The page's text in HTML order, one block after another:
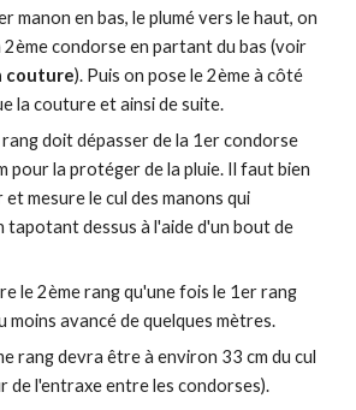
manon en bas, le plumé vers le haut, on
2ème condorse en partant du bas (voir
couture). Puis on pose le 2ème à côté
la couture et ainsi de suite.
rang doit dépasser de la 1er condorse
pour la protéger de la pluie. Il faut bien
mesure le cul des manons qui
tapotant dessus à l'aide d'un bout de
le 2ème rang qu'une fois le 1er rang
moins avancé de quelques mètres.
rang devra être à environ 33 cm du cul
de l'entraxe entre les condorses).